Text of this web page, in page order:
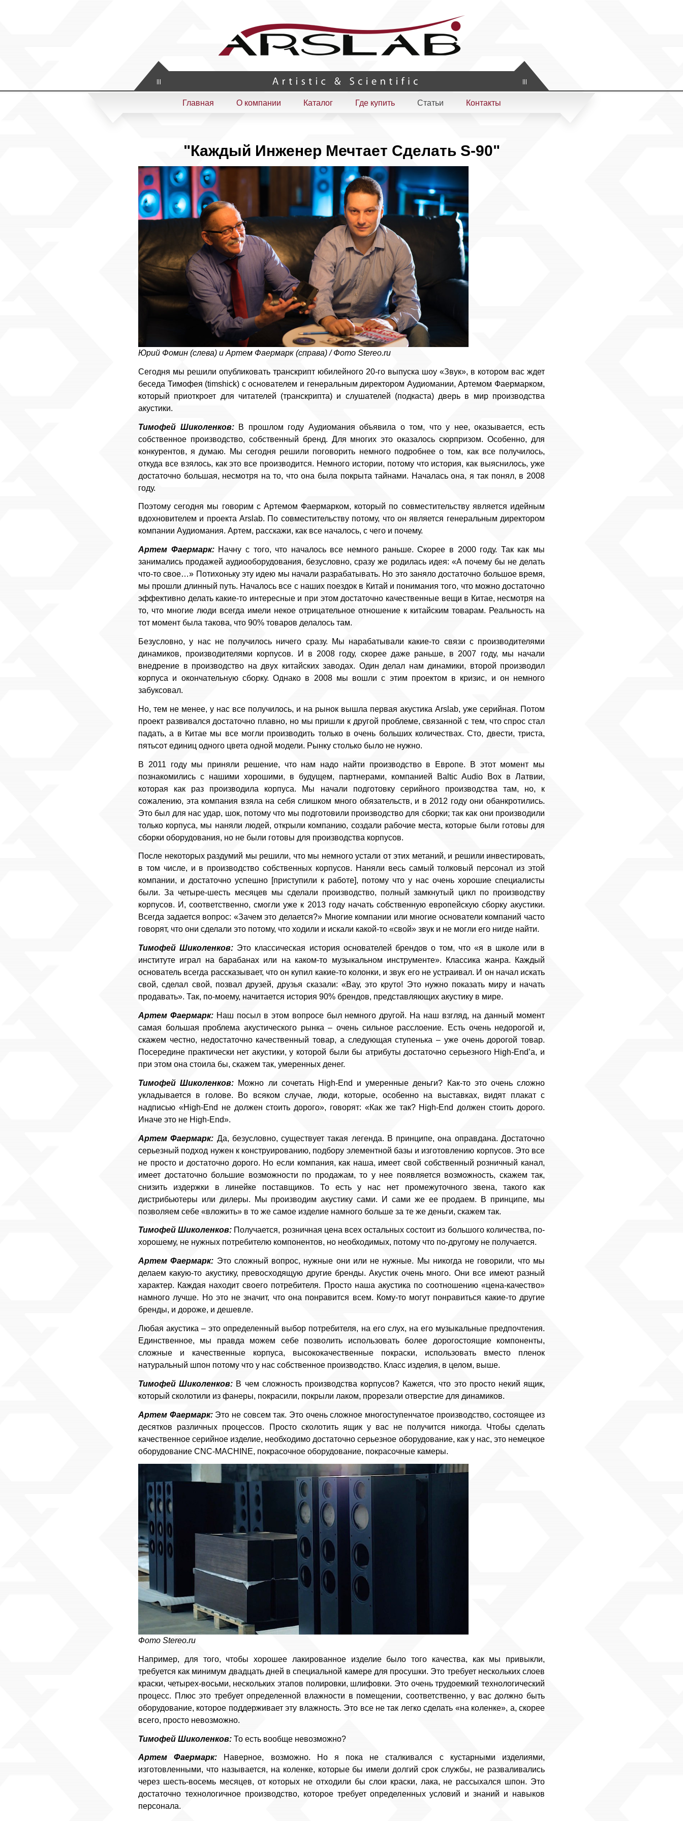
Artistic & Scientific
Главная О компании Каталог Где купить Статьи Контакты
"Каждый Инженер Мечтает Сделать S-90"
Юрий Фомин (слева) и Артем Фаермарк (справа) / Фото Stereo.ru
Сегодня мы решили опубликовать транскрипт юбилейного 20-го выпуска шоу «Звук», в котором вас ждет
беседа Тимофея (timshick) с основателем и генеральным директором Аудиомании, Артемом Фаермарком,
который приоткроет для читателей (транскрипта) и слушателей (подкаста) дверь в мир производства
акустики.
Тимофей Шиколенков:В прошлом году Аудиомания объявила о том, что у нее, оказывается, есть
собственное производство, собственный бренд. Для многих это оказалось сюрпризом. Особенно, для
конкурентов, я думаю. Мы сегодня решили поговорить немного подробнее о том, как все получилось,
откуда все взялось, как это все производится. Немного истории, потому что история, как выяснилось, уже
достаточно большая, несмотря на то, что она была покрыта тайнами. Началась она, я так понял, в 2008
году.
Поэтому сегодня мы говорим с Артемом Фаермарком, который по совместительству является идейным
вдохновителем и проекта Arslab. По совместительству потому, что он является генеральным директором
компании Аудиомания. Артем, расскажи, как все началось, с чего и почему.
Артем Фаермарк:Начну с того, что началось все немного раньше. Скорее в 2000 году. Так как мы
занимались продажей аудиооборудования, безусловно, сразу же родилась идея: «А почему бы не делать
что-то свое…» Потихоньку эту идею мы начали разрабатывать. Но это заняло достаточно большое время,
мы прошли длинный путь. Началось все с наших поездок в Китай и понимания того, что можно достаточно
эффективно делать какие-то интересные и при этом достаточно качественные вещи в Китае, несмотря на
то, что многие люди всегда имели некое отрицательное отношение к китайским товарам. Реальность на
тот момент была такова, что 90% товаров делалось там.
Безусловно, у нас не получилось ничего сразу. Мы нарабатывали какие-то связи с производителями
динамиков, производителями корпусов. И в 2008 году, скорее даже раньше, в 2007 году, мы начали
внедрение в производство на двух китайских заводах. Один делал нам динамики, второй производил
корпуса и окончательную сборку. Однако в 2008 мы вошли с этим проектом в кризис, и он немного
забуксовал.
Но, тем не менее, у нас все получилось, и на рынок вышла первая акустика Arslab, уже серийная. Потом
проект развивался достаточно плавно, но мы пришли к другой проблеме, связанной с тем, что спрос стал
падать, а в Китае мы все могли производить только в очень больших количествах. Сто, двести, триста,
пятьсот единиц одного цвета одной модели. Рынку столько было не нужно.
В 2011 году мы приняли решение, что нам надо найти производство в Европе. В этот момент мы
познакомились с нашими хорошими, в будущем, партнерами, компанией Baltic Audio Box в Латвии,
которая как раз производила корпуса. Мы начали подготовку серийного производства там, но, к
сожалению, эта компания взяла на себя слишком много обязательств, и в 2012 году они обанкротились.
Это был для нас удар, шок, потому что мы подготовили производство для сборки; так как они производили
только корпуса, мы наняли людей, открыли компанию, создали рабочие места, которые были готовы для
сборки оборудования, но не были готовы для производства корпусов.
После некоторых раздумий мы решили, что мы немного устали от этих метаний, и решили инвестировать,
в том числе, и в производство собственных корпусов. Наняли весь самый толковый персонал из этой
компании, и достаточно успешно [приступили к работе], потому что у нас очень хорошие специалисты
были. За четыре-шесть месяцев мы сделали производство, полный замкнутый цикл по производству
корпусов. И, соответственно, смогли уже к 2013 году начать собственную европейскую сборку акустики.
Всегда задается вопрос: «Зачем это делается?» Многие компании или многие основатели компаний часто
говорят, что они сделали это потому, что ходили и искали какой-то «свой» звук и не могли его нигде найти.
Тимофей Шиколенков: Это классическая история основателей брендов о том, что «я в школе или в
институте играл на барабанах или на каком-то музыкальном инструменте». Классика жанра. Каждый
основатель всегда рассказывает, что он купил какие-то колонки, и звук его не устраивал. И он начал искать
свой, сделал свой, позвал друзей, друзья сказали: «Вау, это круто! Это нужно показать миру и начать
продавать». Так, по-моему, начитается история 90% брендов, представляющих акустику в мире.
Артем Фаермарк:Наш посыл в этом вопросе был немного другой. На наш взгляд, на данный момент
самая большая проблема акустического рынка – очень сильное расслоение. Есть очень недорогой и,
скажем честно, недостаточно качественный товар, а следующая ступенька – уже очень дорогой товар.
Посередине практически нет акустики, у которой были бы атрибуты достаточно серьезного High-End’а, и
при этом она стоила бы, скажем так, умеренных денег.
Тимофей Шиколенков: Можно ли сочетать High-End и умеренные деньги? Как-то это очень сложно
укладывается в голове. Во всяком случае, люди, которые, особенно на выставках, видят плакат с
надписью «High-End не должен стоить дорого», говорят: «Как же так? High-End должен стоить дорого.
Иначе это не High-End».
Артем Фаермарк: Да, безусловно, существует такая легенда. В принципе, она оправдана. Достаточно
серьезный подход нужен к конструированию, подбору элементной базы и изготовлению корпусов. Это все
не просто и достаточно дорого. Но если компания, как наша, имеет свой собственный розничный канал,
имеет достаточно большие возможности по продажам, то у нее появляется возможность, скажем так,
снизить издержки в линейке поставщиков. То есть у нас нет промежуточного звена, такого как
дистрибьютеры или дилеры. Мы производим акустику сами. И сами же ее продаем. В принципе, мы
позволяем себе «вложить» в то же самое изделие намного больше за те же деньги, скажем так.
Тимофей Шиколенков: Получается, розничная цена всех остальных состоит из большого количества, по-
хорошему, не нужных потребителю компонентов, но необходимых, потому что по-другому не получается.
Артем Фаермарк: Это сложный вопрос, нужные они или не нужные. Мы никогда не говорили, что мы
делаем какую-то акустику, превосходящую другие бренды. Акустик очень много. Они все имеют разный
характер. Каждая находит своего потребителя. Просто наша акустика по соотношению «цена-качество»
намного лучше. Но это не значит, что она понравится всем. Кому-то могут понравиться какие-то другие
бренды, и дороже, и дешевле.
Любая акустика – это определенный выбор потребителя, на его слух, на его музыкальные предпочтения.
Единственное, мы правда можем себе позволить использовать более дорогостоящие компоненты,
сложные и качественные корпуса, высококачественные покраски, использовать вместо пленок
натуральный шпон потому что у нас собственное производство. Класс изделия, в целом, выше.
Тимофей Шиколенков: В чем сложность производства корпусов? Кажется, что это просто некий ящик,
который сколотили из фанеры, покрасили, покрыли лаком, прорезали отверстие для динамиков.
Артем Фаермарк:Это не совсем так. Это очень сложное многоступенчатое производство, состоящее из
десятков различных процессов. Просто сколотить ящик у вас не получится никогда. Чтобы сделать
качественное серийное изделие, необходимо достаточно серьезное оборудование, как у нас, это немецкое
оборудование CNC-MACHINE, покрасочное оборудование, покрасочные камеры.
Фото Stereo.ru
Например, для того, чтобы хорошее лакированное изделие было того качества, как мы привыкли,
требуется как минимум двадцать дней в специальной камере для просушки. Это требует нескольких слоев
краски, четырех-восьми, нескольких этапов полировки, шлифовки. Это очень трудоемкий технологический
процесс. Плюс это требует определенной влажности в помещении, соответственно, у вас должно быть
оборудование, которое поддерживает эту влажность. Это все не так легко сделать «на коленке», а, скорее
всего, просто невозможно.
Тимофей Шиколенков: То есть вообще невозможно?
Артем Фаермарк: Наверное, возможно. Но я пока не сталкивался с кустарными изделиями,
изготовленными, что называется, на коленке, которые бы имели долгий срок службы, не разваливались
через шесть-восемь месяцев, от которых не отходили бы слои краски, лака, не рассыхался шпон. Это
достаточно технологичное производство, которое требует определенных условий и знаний и навыков
персонала.